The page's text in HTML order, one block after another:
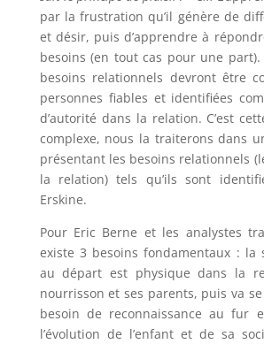
par la frustration qu’il génère de
et désir, puis d’apprendre à
besoins (en tout cas pour une
besoins relationnels devront être
personnes fiables et identifiées
d’autorité dans la relation. C’est
complexe, nous la traiterons dans
présentant les besoins relationnels
la relation) tels qu’ils sont
Erskine.
Pour Eric Berne et les analystes
existe 3 besoins fondamentaux : la
au départ est physique dans la
nourrisson et ses parents, puis va
besoin de reconnaissance au fur
l’évolution de l’enfant et de sa